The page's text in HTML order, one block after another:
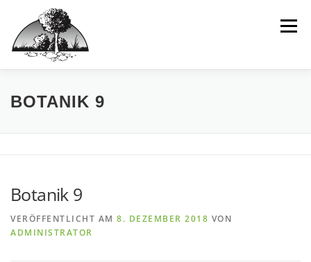
springen
Inhalt
springen
Menü
HOME WIR
BOTANIK 9
Botanik 9
VERÖFFENTLICHT AM 8. DEZEMBER 2018 VON
ADMINISTRATOR